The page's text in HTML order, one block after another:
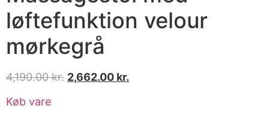
løftefunktion velour
mørkegrå
4,190.00kr. 2,662.00 kr.
Køb vare